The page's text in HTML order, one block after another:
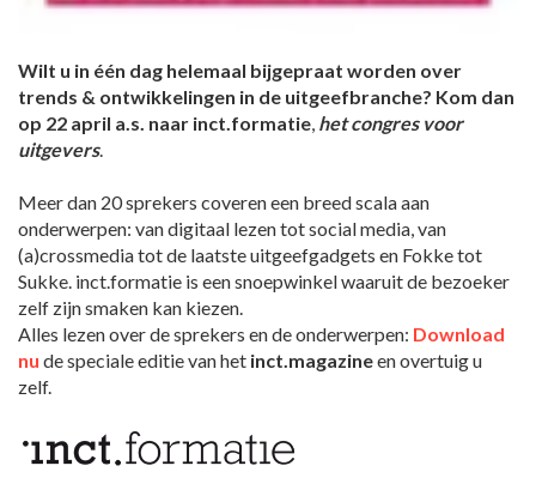
Wilt u in één dag helemaal bijgepraat worden over
trends & ontwikkelingen in de uitgeefbranche? Kom dan
op 22 april a.s. naar inct.formatie het congres voor
uitgevers.
Meer dan 20 sprekers coveren een breed scala aan
onderwerpen: van digitaal lezen tot social media, van
(a)crossmedia tot de laatste uitgeefgadgets en Fokke tot
Sukke. inct.formatie is een snoepwinkel waaruit de bezoeker
zelf zijn smaken kan kiezen.
Alles lezen over de sprekers en de onderwerpen: Download
nu de speciale editie van het inct.magazineen overtuig u
zelf.